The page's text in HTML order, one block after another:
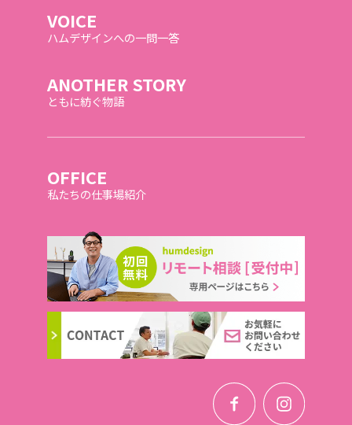
VOICE
ハムデザインへの一問一答
ANOTHER STORY
ともに紡ぐ物語
OFFICE
私たちの仕事場紹介